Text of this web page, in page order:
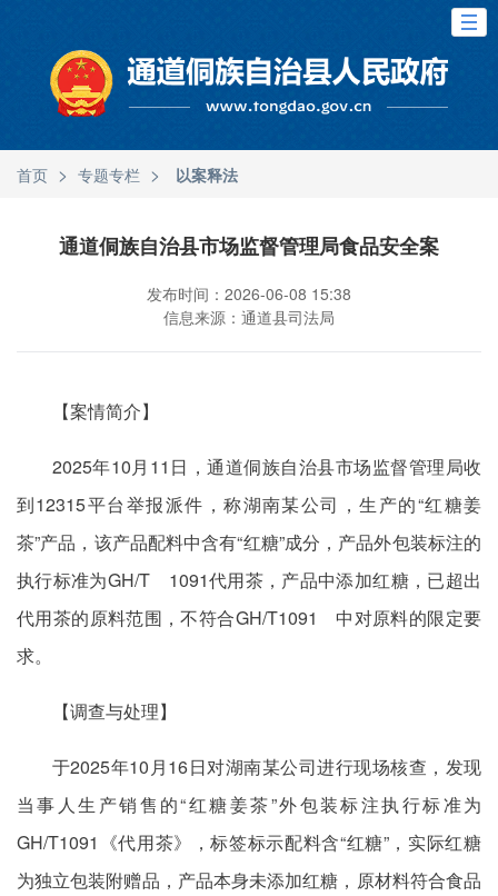
首页 > 专题专栏 > 以案释法
通道侗族自治县市场监督管理局食品安全案
发布时间：2026-06-08 15:38
信息来源：通道县司法局
【案情简介】
2025年10月11日，通道侗族自治县市场监督管理局收
到12315平台举报派件，称湖南某公司，生产的“红糖姜
茶”产品，该产品配料中含有“红糖”成分，产品外包装标注的
执行标准为GH/T 1091代用茶，产品中添加红糖，已超出
代用茶的原料范围，不符合GH/T1091 中对原料的限定要
求。
【调查与处理】
于2025年10月16日对湖南某公司进行现场核查，发现
当事人生产销售的“红糖姜茶”外包装标注执行标准为
GH/T1091《代用茶》，标签标示配料含“红糖”，实际红糖
为独立包装附赠品，产品本身未添加红糖，原材料符合食品